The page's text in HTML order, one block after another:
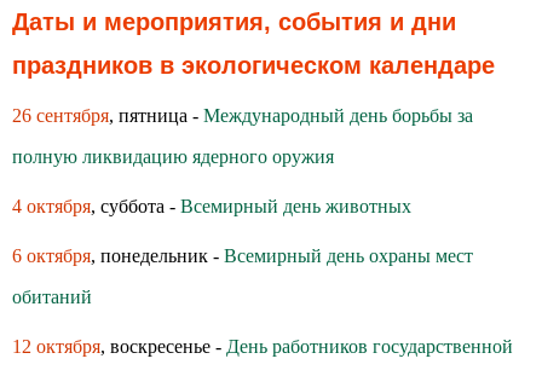
Даты и мероприятия, события и дни
праздников в экологическом календаре
26 сентября, пятница - Международный день борьбы за
полную ликвидацию ядерного оружия
4 октября, суббота - Всемирный день животных
6 октября, понедельник - Всемирный день охраны мест
обитаний
12 октября, воскресенье - День работников государственной